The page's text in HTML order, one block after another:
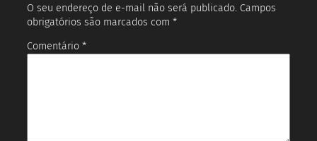
O seu endereço de e-mail não será publicado. Campos
obrigatórios são marcados com *
Comentário *